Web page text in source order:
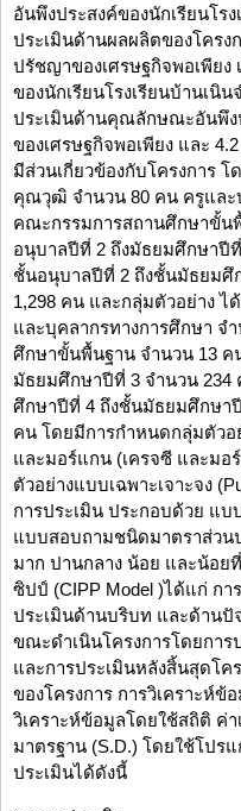
อันพึงประสงค์ของนักเรียนโร
ประเมินด้านผลผลิตของโครง
ปรัชญาของเศรษฐกิจพอเพีย
ของนักเรียนโรงเรียนบ้านเนิ
ประเมินด้านคุณลักษณะอันพึง
ของเศรษฐกิจพอเพียง และ
มีส่วนเกี่ยวข้องกับโครงการ
คุณวุฒิ จำนวน 80 คน ครูและ
คณะกรรมการสถานศึกษาขั้น
อนุบาลปีที่ 2 ถึงมัธยมศึกษาปี
ชั้นอนุบาลปีที่ 2 ถึงชั้นมัธยมศึ
1,298 คน และกลุ่มตัวอย่าง
และบุคลากรทางการศึกษา จ
ศึกษาขั้นพื้นฐาน จำนวน 13 ค
มัธยมศึกษาปีที่ 3 จำนวน 234
ศึกษาปีที่ 4 ถึงชั้นมัธยมศึกษา
คน โดยมีการกำหนดกลุ่มตัวอ
และมอร์แกน (เครจซี และมอ
ตัวอย่างแบบเฉพาะเจาะจง
การประเมิน ประกอบด้วย แ
แบบสอบถามชนิดมาตราส่วน
มาก ปานกลาง น้อย และน้อย
ซิปป์ (CIPP Model )ได้แก่ กา
ประเมินด้านบริบท และด้านปั
ขณะดำเนินโครงการโดยการ
และการประเมินหลังสิ้นสุดโค
ของโครงการ การวิเคราะห์ข้
วิเคราะห์ข้อมูลโดยใช้สถิติ ค่า
มาตรฐาน (S.D.) โดยใช้โปร
ประเมินได้ดังนี้